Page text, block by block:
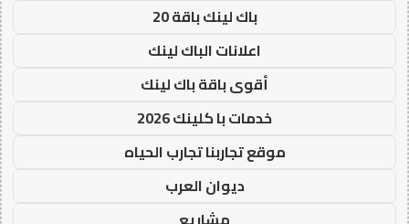
باك لينك باقة 20
اعلانات الباك لينك
أقوى باقة باك لينك
خدمات با كلينك 2026
موقع تجاربنا تجارب الحياه
ديوان العرب